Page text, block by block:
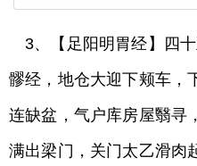
3、【足阳明胃经】四
髎经，地仓大迎下颊车，
连缺盆，气户库房屋翳寻
满出梁门，关门太乙滑肉